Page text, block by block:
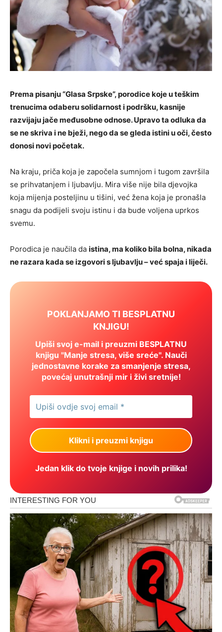
Prema pisanju “Glasa Srpske”, porodice koje u teškim
trenucima odaberu solidarnost i podršku, kasnije
razvijaju jače međusobne odnose. Upravo ta odluka da
se ne skriva i ne bježi, nego da se gleda istini u oči, često
donosi novi početak.
Na kraju, priča koja je započela sumnjom i tugom završila
se prihvatanjem i ljubavlju. Mira više nije bila djevojka
koja mijenja posteljinu u tišini, već žena koja je pronašla
snagu da podijeli svoju istinu i da bude voljena uprkos
svemu.
Porodica je naučila da istina, ma koliko bila bolna, nikada
ne razara kada se izgovori s ljubavlju – već spaja i liječi.
POKLANJAMO TI BESPLATNU
KNJIGU!
Upiši svoj e-mail i preuzmi BESPLATNU
knjigu "Manje stresa, više sreće". Nauči
jednostavne korake za smanjenje stresa,
povećaj unutrašnji mir i živi sretnije!
Jedan klik do tvoje knjige i novih prilika!